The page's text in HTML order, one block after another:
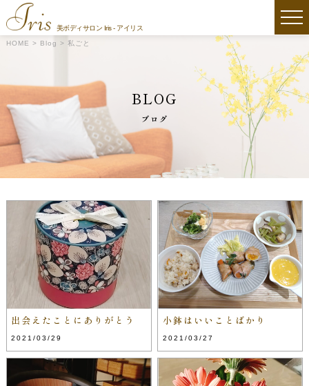
美ボディサロン Iris - アイリス
HOME > Blog > 私ごと
BLOG
ブログ
出会えたことにありがとう
2021/03/29
小鉢はいいことばかり
2021/03/27